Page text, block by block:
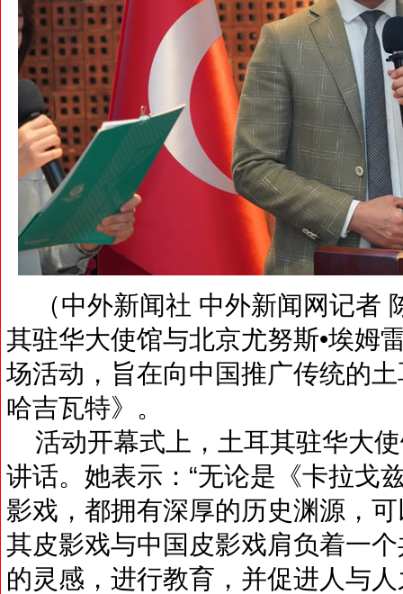
（中外新闻社 中外新闻网记者
其驻华大使馆与北京尤努斯•埃姆
场活动，旨在向中国推广传统的
哈吉瓦特》。
活动开幕式上，土耳其驻华大
讲话。她表示：“无论是《卡拉戈
影戏，都拥有深厚的历史渊源，
其皮影戏与中国皮影戏肩负着一
的灵感，进行教育，并促进人与